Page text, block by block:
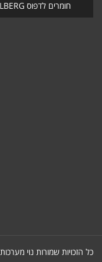
חומרים לדפוס HEIDELBERG
כל הזכויות שמורות נוי מערכות 2017